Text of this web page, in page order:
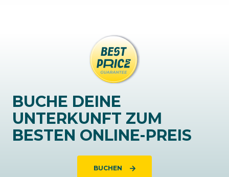
BUCHE DEINE
UNTERKUNFT ZUM
BESTEN ONLINE-PREIS
BUCHEN